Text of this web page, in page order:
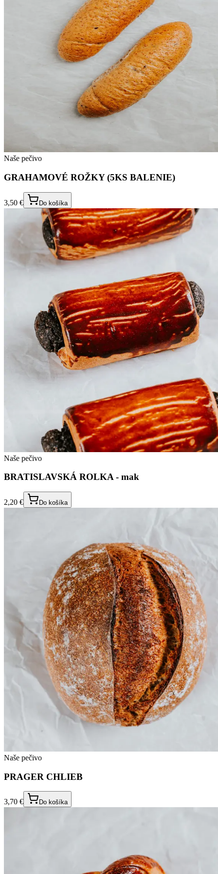
Naše pečivo
GRAHAMOVÉ ROŽKY (5KS BALENIE)
3,50 € Do košíka
Naše pečivo
BRATISLAVSKÁ ROLKA - mak
2,20 € Do košíka
Naše pečivo
PRAGER CHLIEB
3,70 € Do košíka